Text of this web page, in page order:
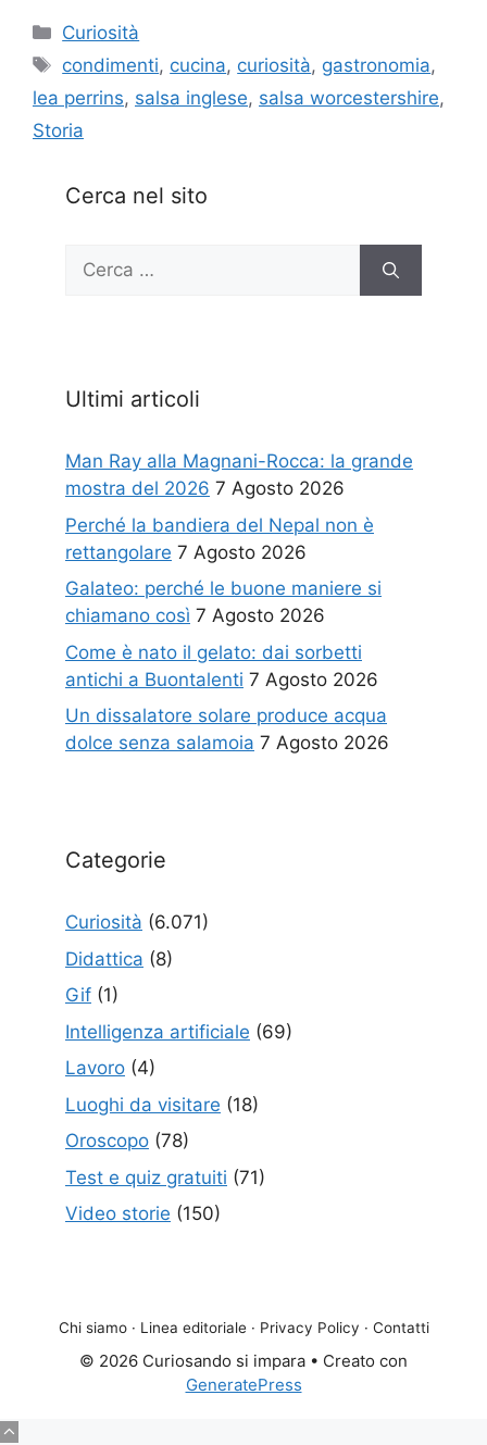
Categorie
Curiosità
Tag
condimenti, cucina, curiosità, gastronomia,
lea perrins, salsa inglese, salsa worcestershire,
Storia
Cerca nel sito
Ricerca
Ultimi articoli
Man Ray alla Magnani-Rocca: la grande
mostra del 2026 7 Agosto 2026
Perché la bandiera del Nepal non è
rettangolare 7 Agosto 2026
Galateo: perché le buone maniere si
chiamano così 7 Agosto 2026
Come è nato il gelato: dai sorbetti
antichi a Buontalenti 7 Agosto 2026
Un dissalatore solare produce acqua
dolce senza salamoia 7 Agosto 2026
Categorie
Curiosità (6.071)
Didattica (8)
Gif (1)
Intelligenza artificiale (69)
Lavoro (4)
Luoghi da visitare (18)
Oroscopo (78)
Test e quiz gratuiti (71)
Video storie (150)
Chi siamo · Linea editoriale · Privacy Policy · Contatti
© 2026 Curiosando si impara • Creato con
GeneratePress